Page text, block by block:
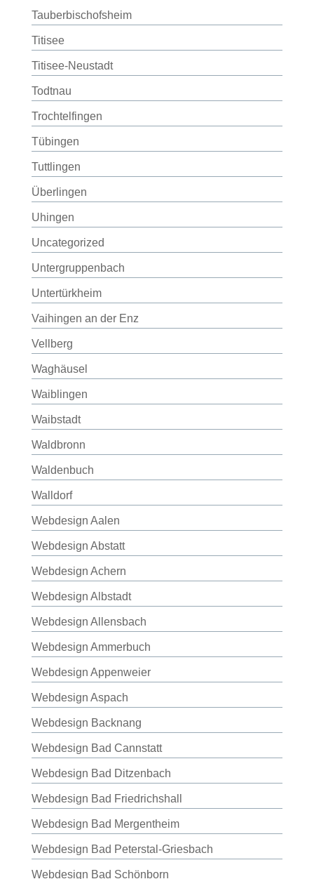
Tauberbischofsheim
Titisee
Titisee-Neustadt
Todtnau
Trochtelfingen
Tübingen
Tuttlingen
Überlingen
Uhingen
Uncategorized
Untergruppenbach
Untertürkheim
Vaihingen an der Enz
Vellberg
Waghäusel
Waiblingen
Waibstadt
Waldbronn
Waldenbuch
Walldorf
Webdesign Aalen
Webdesign Abstatt
Webdesign Achern
Webdesign Albstadt
Webdesign Allensbach
Webdesign Ammerbuch
Webdesign Appenweier
Webdesign Aspach
Webdesign Backnang
Webdesign Bad Cannstatt
Webdesign Bad Ditzenbach
Webdesign Bad Friedrichshall
Webdesign Bad Mergentheim
Webdesign Bad Peterstal-Griesbach
Webdesign Bad Schönborn